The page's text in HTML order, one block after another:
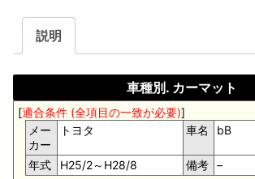
説明
車種別. カーマット
[適合条件 (全項目の一致が必要)]
メー
カー
トヨタ 車名 bB
年式 H25/2～H28/8 備考 –